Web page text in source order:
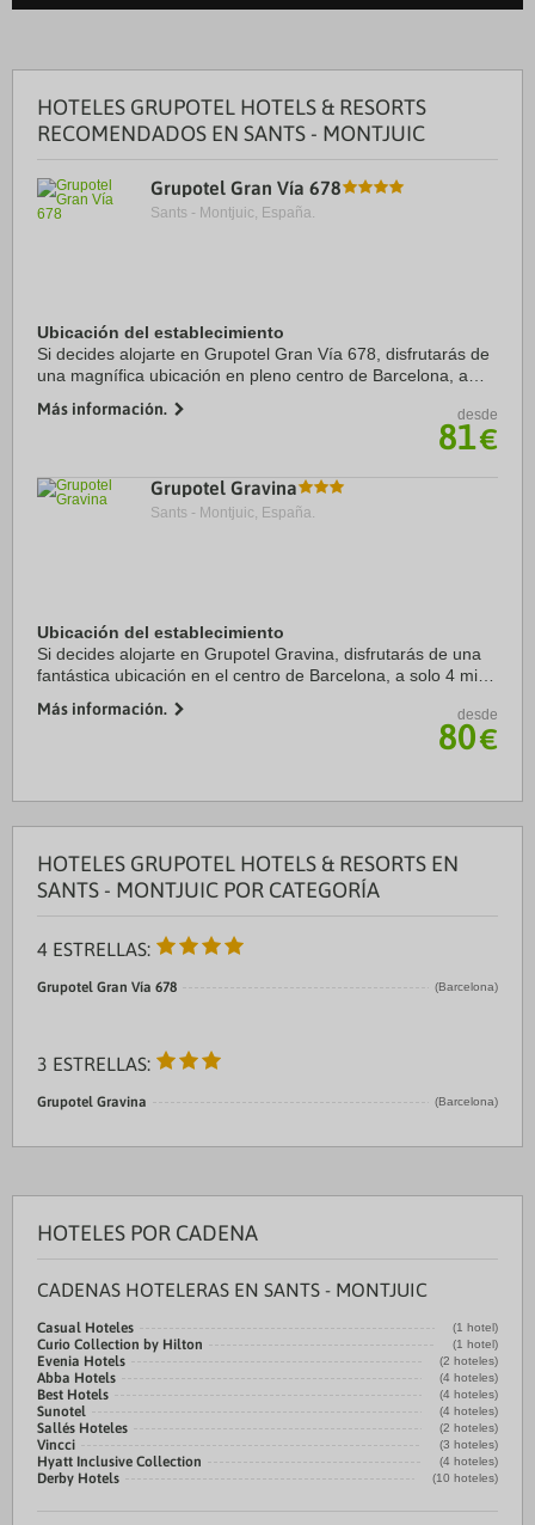
HOTELES GRUPOTEL HOTELS & RESORTS
RECOMENDADOS EN SANTS - MONTJUIC
Grupotel Gran Vía 678
Sants - Montjuic, España.
Ubicación del establecimiento
Si decides alojarte en Grupotel Gran Vía 678, disfrutarás de
una magnífica ubicación en pleno centro de Barcelona, a
Música Catalana. Además, ...
Más información. desde
81€
Grupotel Gravina
Sants - Montjuic, España.
Ubicación del establecimiento
Si decides alojarte en Grupotel Gravina, disfrutarás de una
fantástica ubicación en el centro de Barcelona, a solo 4 min
Además, este hotel se encuentra ...
Más información. desde
80€
HOTELES GRUPOTEL HOTELS & RESORTS EN
SANTS - MONTJUIC POR CATEGORÍA
4 ESTRELLAS:
Grupotel Gran Vía 678 (Barcelona)
3 ESTRELLAS:
Grupotel Gravina (Barcelona)
HOTELES POR CADENA
CADENAS HOTELERAS EN SANTS - MONTJUIC
Casual Hoteles (1 hotel)
Curio Collection by Hilton (1 hotel)
Evenia Hotels (2 hoteles)
Abba Hotels (4 hoteles)
Best Hotels (4 hoteles)
Sunotel (4 hoteles)
Sallés Hoteles (2 hoteles)
Vincci (3 hoteles)
Hyatt Inclusive Collection (4 hoteles)
Derby Hotels (10 hoteles)